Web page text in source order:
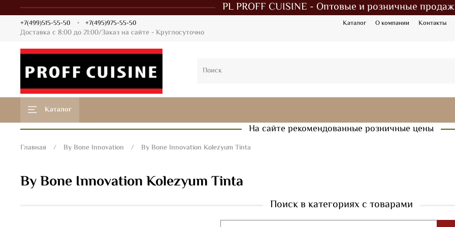
PL PROFF CUISINE - Оптовые и розничные
Каталог О компании Контакты
Доставка с 8:00 до 21:00/Заказ на сайте - Круглосуточно
+7(499)515-55-50 +7(495)975-55-50
Каталог
На сайте рекомендованные розничные цены
Главная By Bone Innovation By Bone Innovation Kolezyum Tinta
By Bone Innovation Kolezyum Tinta
Поиск в категориях с товарами